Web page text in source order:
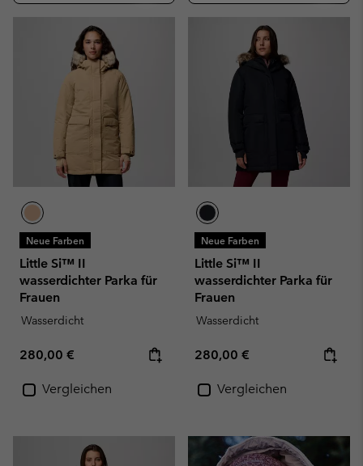
Neue Farben
Little Si™ II
wasserdichter Parka für
Frauen
Wasserdicht
Regular price:
280,00 €
Vergleichen
Neue Farben
Little Si™ II
wasserdichter Parka für
Frauen
Wasserdicht
Regular price:
280,00 €
Vergleichen